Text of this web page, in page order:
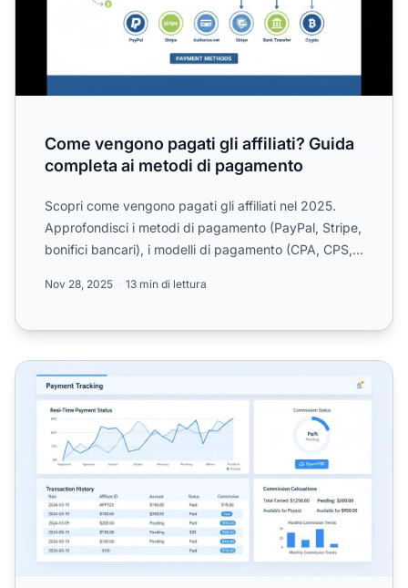
Come vengono pagati gli affiliati? Guida
completa ai metodi di pagamento
Scopri come vengono pagati gli affiliati nel 2025.
Approfondisci i metodi di pagamento (PayPal, Stripe,
bonifici bancari), i modelli di pagamento (CPA, CPS,
Nov 28, 2025 13 min di lettura
Posso tenere traccia di tutti i pagamenti nel software di